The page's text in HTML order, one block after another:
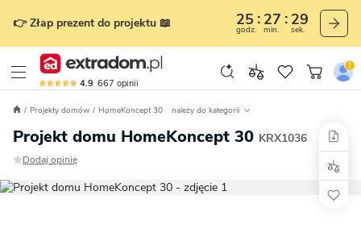
👉 Złap prezent do projektu 📖 25
godz.
27
min.
28
sek.
4.9 667 opinii
Projekty domów HomeKoncept 30 należy do kategorii
Projekt domu HomeKoncept 30 KRX1036
Dodaj opinię